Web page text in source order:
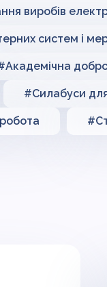
виробів
систем і
#Силабуси для